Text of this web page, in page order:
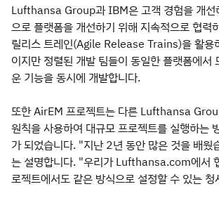
Lufthansa Group과 IBM은 고객 경험을 개선
으로 플랫폼을 개선하기 위해 지속적으로 협력
릴리스 트레인(Agile Release Trains)을 활용
이지만 정렬된 개발 팀들이 동일한 플랫폼에서
운 기능을 동시에 개발합니다.
또한 AirEM 프로젝트는 다른 Lufthansa
원칙을 사용하여 대규모 프로젝트를 실행하는
가 되었습니다. "지난 2년 동안 많은 것을 배
는 설명합니다. "우리가 Lufthansa.com에서
로젝트에서도 같은 방식으로 설정할 수 있는